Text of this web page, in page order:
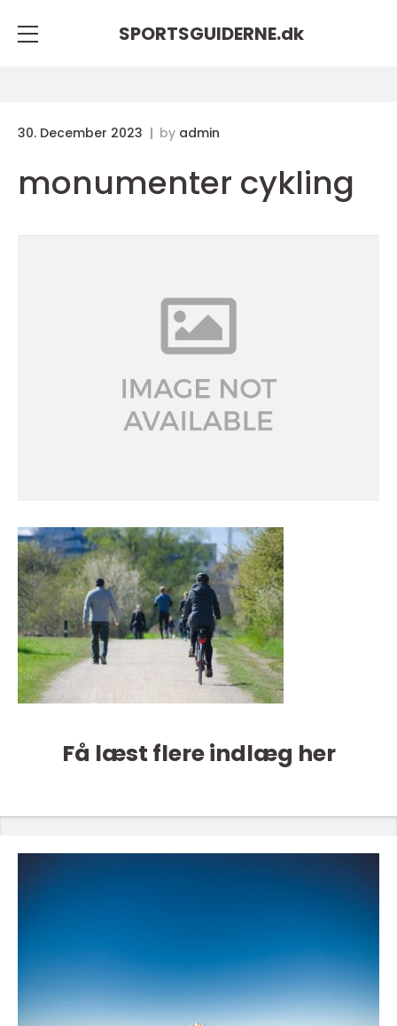
SPORTSGUIDERNE.dk
30. December 2023 by admin
monumenter cykling
Få læst flere indlæg her